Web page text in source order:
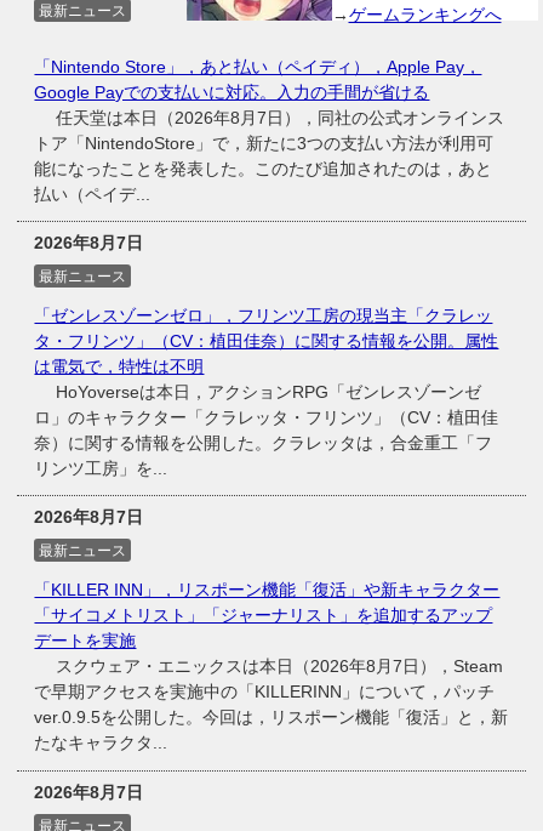
→ゲームランキングへ
最新ニュース
「Nintendo Store」，あと払い（ペイディ），Apple Pay，
Google Payでの支払いに対応。入力の手間が省ける
任天堂は本日（2026年8月7日），同社の公式オンラインス
トア「NintendoStore」で，新たに3つの支払い方法が利用可
能になったことを発表した。このたび追加されたのは，あと
払い（ペイデ...
2026年8月7日
最新ニュース
「ゼンレスゾーンゼロ」，フリンツ工房の現当主「クラレッ
タ・フリンツ」（CV：植田佳奈）に関する情報を公開。属性
は電気で，特性は不明
HoYoverseは本日，アクションRPG「ゼンレスゾーンゼ
ロ」のキャラクター「クラレッタ・フリンツ」（CV：植田佳
奈）に関する情報を公開した。クラレッタは，合金重工「フ
リンツ工房」を...
2026年8月7日
最新ニュース
「KILLER INN」，リスポーン機能「復活」や新キャラクター
「サイコメトリスト」「ジャーナリスト」を追加するアップ
デートを実施
スクウェア・エニックスは本日（2026年8月7日），Steam
で早期アクセスを実施中の「KILLERINN」について，パッチ
ver.0.9.5を公開した。今回は，リスポーン機能「復活」と，新
たなキャラクタ...
2026年8月7日
最新ニュース